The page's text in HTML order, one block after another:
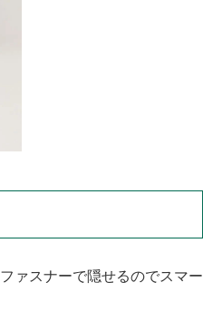
ァスナーで隠せるのでスマー